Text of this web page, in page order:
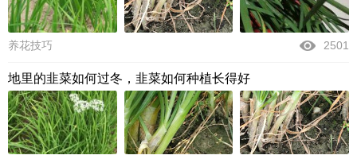
养花技巧 2501
地里的韭菜如何过冬，韭菜如何种植长得好